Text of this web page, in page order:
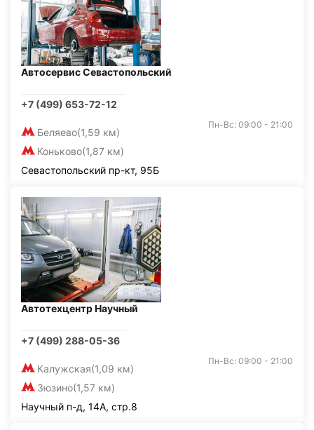
Автосервис Севастопольский
+7 (499) 653-72-12
Беляево(1,59 км)
Коньково(1,87 км)
Пн-Вс: 09:00 - 21:00
Севастопольский пр-кт, 95Б
Автотехцентр Научный
+7 (499) 288-05-36
Калужская(1,09 км)
Зюзино(1,57 км)
Пн-Вс: 09:00 - 21:00
Научный п-д, 14А, стр.8